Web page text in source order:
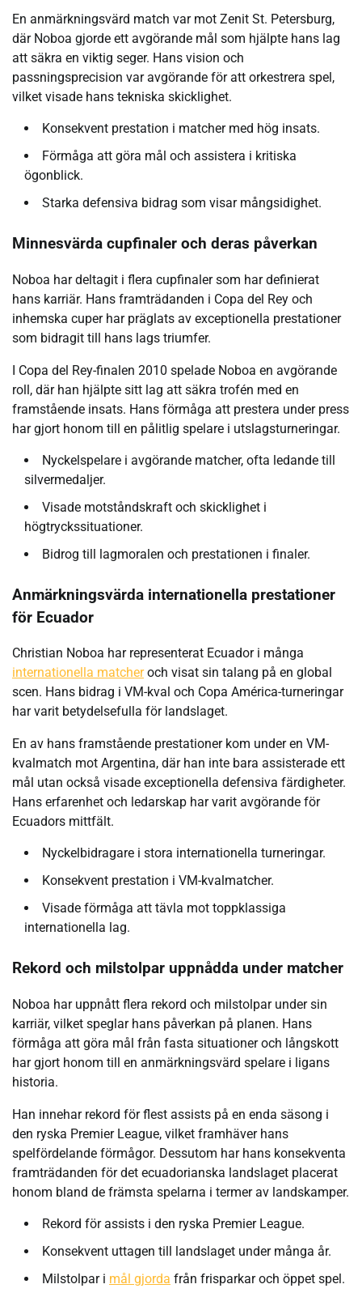
En anmärkningsvärd match var mot Zenit St. Petersburg,
där Noboa gjorde ett avgörande mål som hjälpte hans lag
att säkra en viktig seger. Hans vision och
passningsprecision var avgörande för att orkestrera spel,
vilket visade hans tekniska skicklighet.
Konsekvent prestation i matcher med hög insats.
Förmåga att göra mål och assistera i kritiska
ögonblick.
Starka defensiva bidrag som visar mångsidighet.
Minnesvärda cupfinaler och deras påverkan
Noboa har deltagit i flera cupfinaler som har definierat
hans karriär. Hans framträdanden i Copa del Rey och
inhemska cuper har präglats av exceptionella prestationer
som bidragit till hans lags triumfer.
I Copa del Rey-finalen 2010 spelade Noboa en avgörande
roll, där han hjälpte sitt lag att säkra trofén med en
framstående insats. Hans förmåga att prestera under press
har gjort honom till en pålitlig spelare i utslagsturneringar.
Nyckelspelare i avgörande matcher, ofta ledande till
silvermedaljer.
Visade motståndskraft och skicklighet i
högtryckssituationer.
Bidrog till lagmoralen och prestationen i finaler.
Anmärkningsvärda internationella prestationer
för Ecuador
Christian Noboa har representerat Ecuador i många
internationella matcheroch visat sin talang på en global
scen. Hans bidrag i VM-kval och Copa América-turneringar
har varit betydelsefulla för landslaget.
En av hans framstående prestationer kom under en VM-
kvalmatch mot Argentina, där han inte bara assisterade ett
mål utan också visade exceptionella defensiva färdigheter.
Hans erfarenhet och ledarskap har varit avgörande för
Ecuadors mittfält.
Nyckelbidragare i stora internationella turneringar.
Konsekvent prestation i VM-kvalmatcher.
Visade förmåga att tävla mot toppklassiga
internationella lag.
Rekord och milstolpar uppnådda under matcher
Noboa har uppnått flera rekord och milstolpar under sin
karriär, vilket speglar hans påverkan på planen. Hans
förmåga att göra mål från fasta situationer och långskott
har gjort honom till en anmärkningsvärd spelare i ligans
historia.
Han innehar rekord för flest assists på en enda säsong i
den ryska Premier League, vilket framhäver hans
spelfördelande förmågor. Dessutom har hans konsekventa
framträdanden för det ecuadorianska landslaget placerat
honom bland de främsta spelarna i termer av landskamper.
Rekord för assists i den ryska Premier League.
Konsekvent uttagen till landslaget under många år.
Milstolpar i mål gjorda från frisparkar och öppet spel.